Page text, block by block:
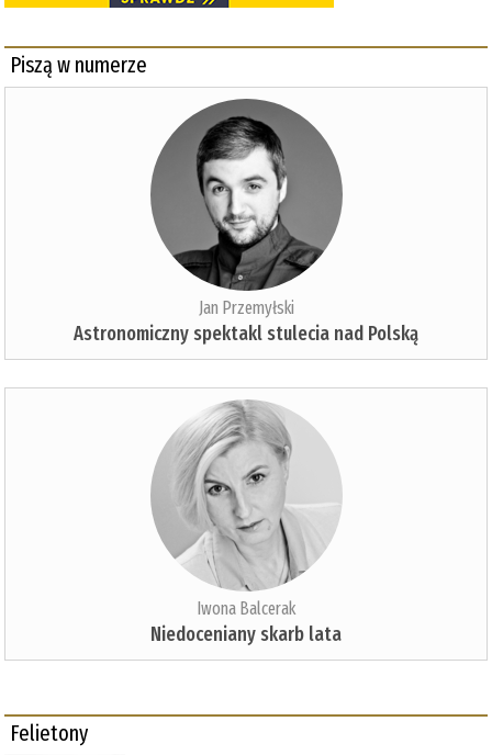
Piszą w numerze
Jan Przemyłski
Astronomiczny spektakl stulecia nad Polską
Iwona Balcerak
Niedoceniany skarb lata
Felietony